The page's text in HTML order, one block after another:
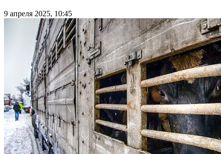
9 апреля 2025, 10:45